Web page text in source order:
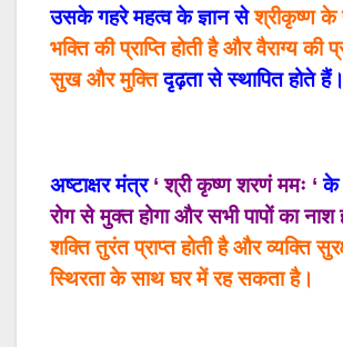
उसके गहरे महत्व के ज्ञान से श्रीकृष्ण के
भक्ति की प्राप्ति होती है और वैराग्य की
सुख और मुक्ति दृढ़ता से स्थापित होते हैं।
अष्टाक्षर मंत्र ‘श्री कृष्ण शरणं ममः ‘ के
रोग से मुक्त होगा और सभी पापों का नाश
शक्ति तुरंत प्राप्त होती है और व्यक्ति
स्थिरता के साथ घर में रह सकता है।